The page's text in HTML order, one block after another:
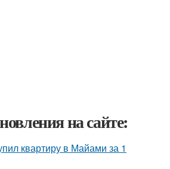
на сайте:
квартиру в Майами за 1